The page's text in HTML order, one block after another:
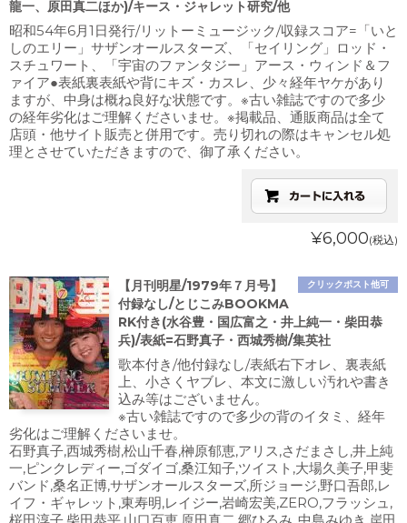
龍一、原田真二ほか)/キース・ジャレット研究/他
昭和54年6月1日発行/リットーミュージック/収録スコア=「いと
しのエリー」サザンオールスターズ、「セイリング」ロッド・
スチュワート、「宇宙のファンタジー」アース・ウィンド＆フ
ァイア●表紙裏表紙や背にキズ・カスレ、少々経年ヤケがあり
ますが、中身は概ね良好な状態です。※古い雑誌ですので多少
の経年劣化はご理解くださいませ。※掲載品、通販商品は全て
店頭・他サイト販売と併用です。売り切れの際はキャンセル処
理とさせていただきますので、御了承ください。
¥6,000(税込)
クリックポスト他可
【月刊明星/1979年７月号】
付録なし/とじこみBOOKMA
RK付き(水谷豊・国広富之・井上純一・柴田恭
兵)/表紙=石野真子・西城秀樹/集英社
歌本付き/他付録なし/表紙右下オレ、裏表紙
上、小さくヤブレ、本文に激しい汚れや書き
込み等はございません。
※古い雑誌ですので多少の背のイタミ、経年
劣化はご理解くださいませ。
石野真子,西城秀樹,松山千春,榊原郁恵,アリス,さだまさし,井上純
一,ピンクレディー,ゴダイゴ,桑江知子,ツイスト,大場久美子,甲斐
バンド,桑名正博,サザンオールスターズ,所ジョージ,野口吾郎,レ
イフ・ギャレット,東寿明,レイジー,岩崎宏美,ZERO,フラッシュ,